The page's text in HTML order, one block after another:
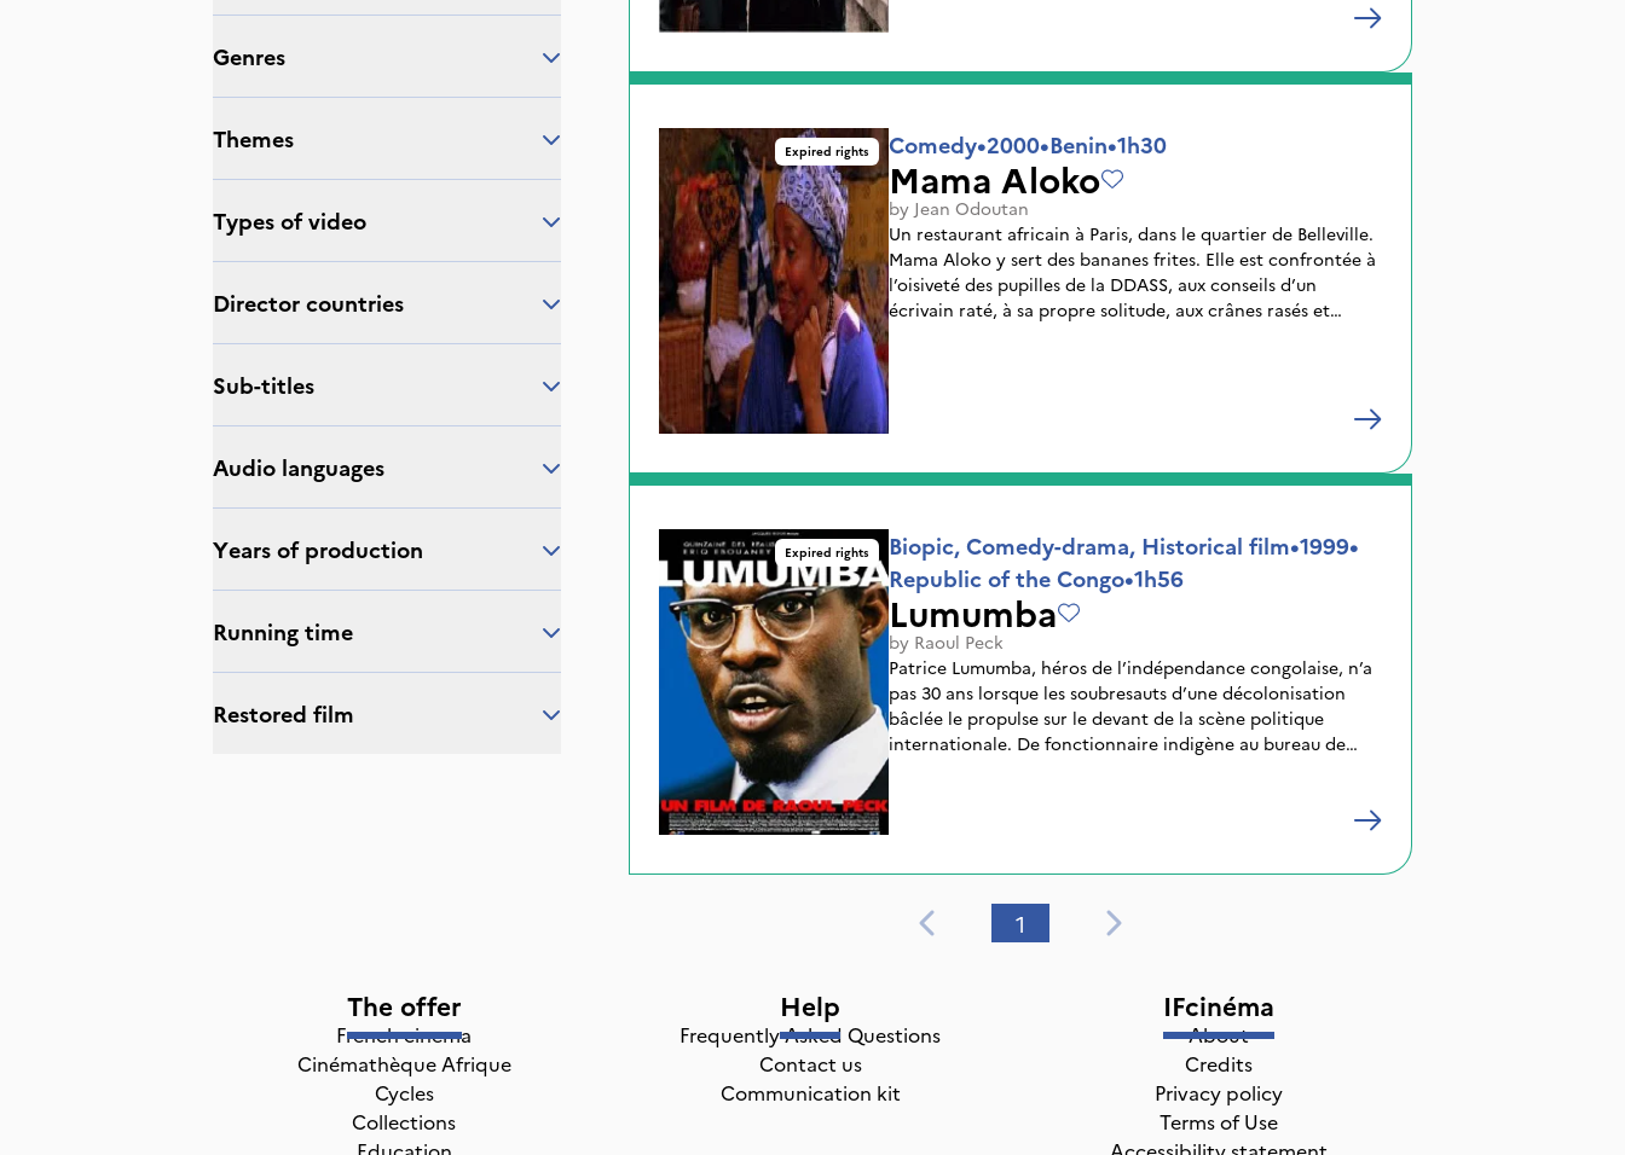
Genres
Themes
Types of video
Director countries
Sub-titles
Audio languages
Years of production
Running time
Restored film
Expired rights Comedy•2000•Benin•1h30
Mama Aloko
by Jean Odoutan
Un restaurant africain à Paris, dans le quartier de Belleville.
Mama Aloko y sert des bananes frites. Elle est confrontée à
l’oisiveté des pupilles de la DDASS, aux conseils d’un
écrivain raté, à sa propre solitude, aux crânes rasés et
surtout à son frigo cassé. Elle doit trouver 1000 F pour en
acheter un nouveau et éviter la fermeture définitive de son
restaurant où toute la faune du quartier vient trouver un
peu d’amour et de chaleur humaine.
Expired rights Biopic, Comedy-drama, Historical film•1999•
Republic of the Congo•1h56
Lumumba
by Raoul Peck
Patrice Lumumba, héros de l’indépendance congolaise, n’a
pas 30 ans lorsque les soubresauts d’une décolonisation
bâclée le propulse sur le devant de la scène politique
internationale. De fonctionnaire indigène au bureau de
pour incitation au désordre, il deviendra en l’espace de
quelques années l’homme le plus vilipendé de cette période
l’un des pays les plus riches d’Afrique, son destin de héros
programmé. Il ne restera que trois mois au pouvoir. Ses
assassins n’avaient plus qu’à faire disparaître son corps.
1
The offer
French cinema
Cinémathèque Afrique
Cycles
Collections
Help
Frequently Asked Questions
Contact us
Communication kit
IFcinéma
About
Credits
Privacy policy
Terms of Use